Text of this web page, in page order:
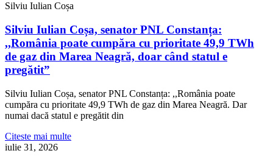
Silviu Iulian Coșa
Silviu Iulian Coșa, senator PNL Constanța:
,,România poate cumpăra cu prioritate 49,9 TWh
de gaz din Marea Neagră, doar când statul e
pregătit”
Silviu Iulian Coșa, senator PNL Constanța: ,,România poate
cumpăra cu prioritate 49,9 TWh de gaz din Marea Neagră. Dar
numai dacă statul e pregătit din
Citeste mai multe
iulie 31, 2026